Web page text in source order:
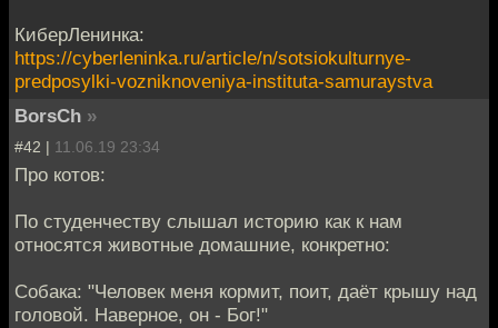
КиберЛенинка:
https://cyberleninka.ru/article/n/sotsiokulturnye-
predposylki-vozniknoveniya-instituta-samuraystva
BorsCh »
#42 | 11.06.19 23:34
Про котов:
По студенчеству слышал историю как к нам
относятся животные домашние, конкретно:
Собака: "Человек меня кормит, поит, даёт крышу над
головой. Наверное, он - Бог!"